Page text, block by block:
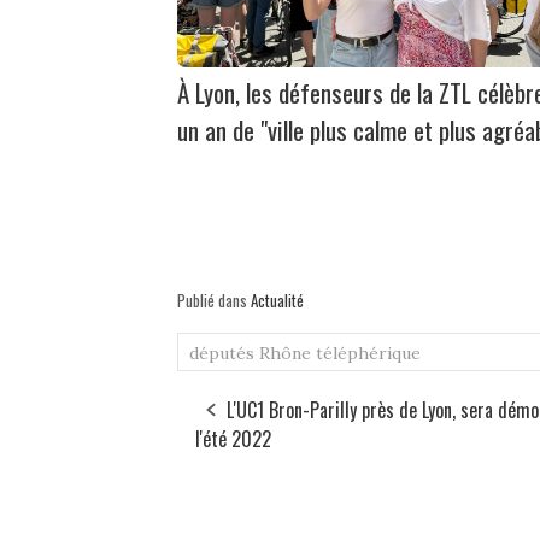
À Lyon, les défenseurs de la ZTL
un an de "ville plus calme et plus
Publié dans Actualité
députés Rhône téléphérique
L'UC1 Bron-Parilly près de Lyon, sera
l'été 2022